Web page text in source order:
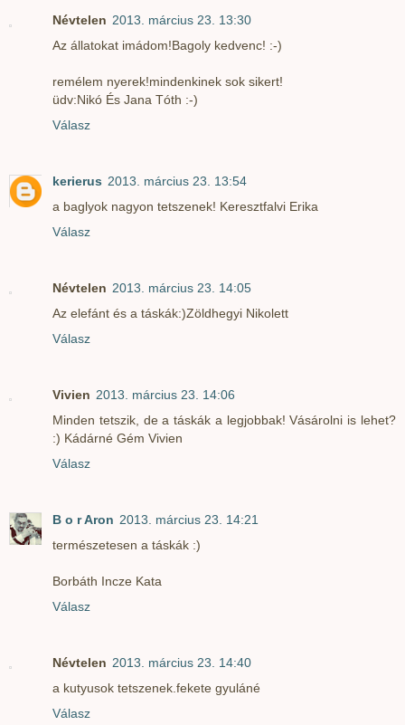
Névtelen 2013. március 23. 13:30
Az állatokat imádom!Bagoly kedvenc! :-)
remélem nyerek!mindenkinek sok sikert!
üdv:Nikó És Jana Tóth :-)
Válasz
kerierus 2013. március 23. 13:54
a baglyok nagyon tetszenek! Keresztfalvi Erika
Válasz
Névtelen 2013. március 23. 14:05
Az elefánt és a táskák:)Zöldhegyi Nikolett
Válasz
Vivien 2013. március 23. 14:06
Minden tetszik, de a táskák a legjobbak! Vásárolni is lehet?
:) Kádárné Gém Vivien
Válasz
B o r Aron 2013. március 23. 14:21
természetesen a táskák :)
Borbáth Incze Kata
Válasz
Névtelen 2013. március 23. 14:40
a kutyusok tetszenek.fekete gyuláné
Válasz